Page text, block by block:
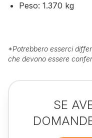
Peso: 1.370 kg
*Potrebbero esserci
che devono essere
SE